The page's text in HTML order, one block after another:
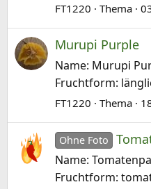
FT1220 Thema
Murupi Purple
Name: Murupi
Fruchtform:
FT1220 Thema
Ohne Foto
Name:
Fruchtform: